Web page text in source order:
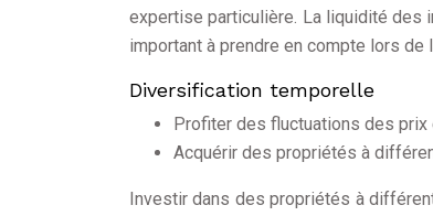
expertise particulière. La liquidité des
important à prendre en compte lors
Diversification temporelle
Profiter des fluctuations des
Acquérir des propriétés à
Investir dans des propriétés à